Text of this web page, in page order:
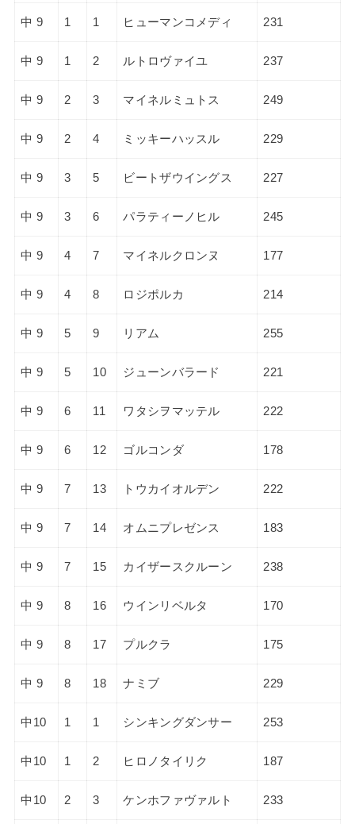
中 9 1 1 ヒューマンコメディ 231
中 9 1 2 ルトロヴァイユ 237
中 9 2 3 マイネルミュトス 249
中 9 2 4 ミッキーハッスル 229
中 9 3 5 ビートザウイングス 227
中 9 3 6 パラティーノヒル 245
中 9 4 7 マイネルクロンヌ 177
中 9 4 8 ロジポルカ 214
中 9 5 9 リアム 255
中 9 5 10 ジューンバラード 221
中 9 6 11 ワタシヲマッテル 222
中 9 6 12 ゴルコンダ 178
中 9 7 13 トウカイオルデン 222
中 9 7 14 オムニプレゼンス 183
中 9 7 15 カイザースクルーン 238
中 9 8 16 ウインリベルタ 170
中 9 8 17 プルクラ 175
中 9 8 18 ナミブ 229
中10 1 1 シンキングダンサー 253
中10 1 2 ヒロノタイリク 187
中10 2 3 ケンホファヴァルト 233